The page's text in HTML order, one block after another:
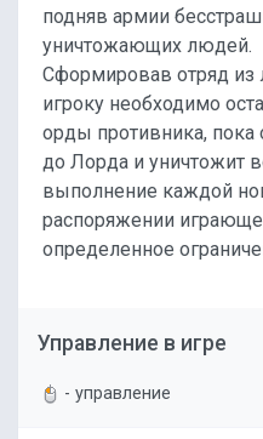
подняв армии
уничтожающих людей.
Сформировав отряд из
игроку необходимо
орды противника, пока
до Лорда и уничтожит
выполнение каждой
распоряжении
определенное
Управление в игре
- управление